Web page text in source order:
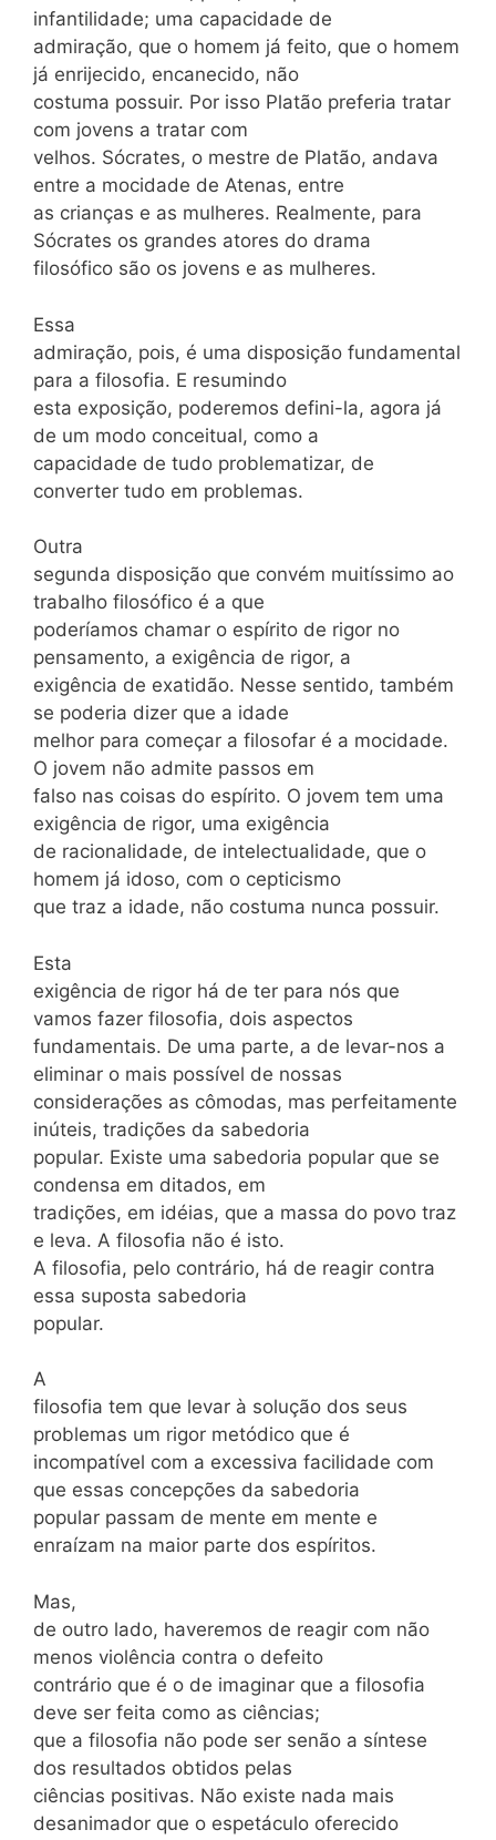
infantilidade; uma capacidade de
admiração, que o homem já feito, que o homem
já enrijecido, encanecido, não
costuma possuir. Por isso Platão preferia tratar
com jovens a tratar com
velhos. Sócrates, o mestre de Platão, andava
entre a mocidade de Atenas, entre
as crianças e as mulheres. Realmente, para
Sócrates os grandes atores do drama
filosófico são os jovens e as mulheres.
Essa
admiração, pois, é uma disposição fundamental
para a filosofia. E resumindo
esta exposição, poderemos defini-la, agora já
de um modo conceitual, como a
capacidade de tudo problematizar, de
converter tudo em problemas.
Outra
segunda disposição que convém muitíssimo ao
trabalho filosófico é a que
poderíamos chamar o espírito de rigor no
pensamento, a exigência de rigor, a
exigência de exatidão. Nesse sentido, também
se poderia dizer que a idade
melhor para começar a filosofar é a mocidade.
O jovem não admite passos em
falso nas coisas do espírito. O jovem tem uma
exigência de rigor, uma exigência
de racionalidade, de intelectualidade, que o
homem já idoso, com o cepticismo
que traz a idade, não costuma nunca possuir.
Esta
exigência de rigor há de ter para nós que
vamos fazer filosofia, dois aspectos
fundamentais. De uma parte, a de levar-nos a
eliminar o mais possível de nossas
considerações as cômodas, mas perfeitamente
inúteis, tradições da sabedoria
popular. Existe uma sabedoria popular que se
condensa em ditados, em
tradições, em idéias, que a massa do povo traz
e leva. A filosofia não é isto.
A filosofia, pelo contrário, há de reagir contra
essa suposta sabedoria
popular.
A
filosofia tem que levar à solução dos seus
problemas um rigor metódico que é
incompatível com a excessiva facilidade com
que essas concepções da sabedoria
popular passam de mente em mente e
enraízam na maior parte dos espíritos.
Mas,
de outro lado, haveremos de reagir com não
menos violência contra o defeito
contrário que é o de imaginar que a filosofia
deve ser feita como as ciências;
que a filosofia não pode ser senão a síntese
dos resultados obtidos pelas
ciências positivas. Não existe nada mais
desanimador que o espetáculo oferecido